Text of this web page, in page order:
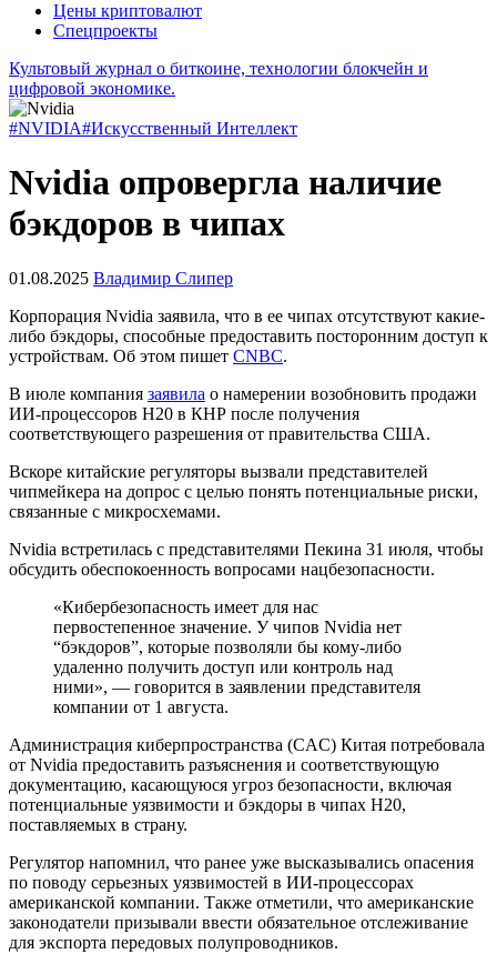
Цены криптовалют
Спецпроекты
Культовый журнал о биткоине, технологии блокчейн и
цифровой экономике.
#NVIDIA#Искусственный Интеллект
Nvidia опровергла наличие
бэкдоров в чипах
01.08.2025 Владимир Слипер
Корпорация Nvidia заявила, что в ее чипах отсутствуют какие-
либо бэкдоры, способные предоставить посторонним доступ к
устройствам. Об этом пишет CNBC.
В июле компания заявила о намерении возобновить продажи
ИИ-процессоров H20 в КНР после получения
соответствующего разрешения от правительства США.
Вскоре китайские регуляторы вызвали представителей
чипмейкера на допрос с целью понять потенциальные риски,
связанные с микросхемами.
Nvidia встретилась с представителями Пекина 31 июля, чтобы
обсудить обеспокоенность вопросами нацбезопасности.
«Кибербезопасность имеет для нас
первостепенное значение. У чипов Nvidia нет
“бэкдоров”, которые позволяли бы кому-либо
удаленно получить доступ или контроль над
ними», — говорится в заявлении представителя
компании от 1 августа.
Администрация киберпространства (CAC) Китая потребовала
от Nvidia предоставить разъяснения и соответствующую
документацию, касающуюся угроз безопасности, включая
потенциальные уязвимости и бэкдоры в чипах H20,
поставляемых в страну.
Регулятор напомнил, что ранее уже высказывались опасения
по поводу серьезных уязвимостей в ИИ-процессорах
американской компании. Также отметили, что американские
законодатели призывали ввести обязательное отслеживание
для экспорта передовых полупроводников.